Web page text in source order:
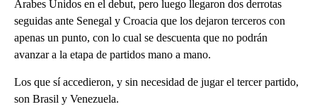
Árabes Unidos en el debut, pero luego llegaron dos derrotas
seguidas ante Senegal y Croacia que los dejaron terceros con
apenas un punto, con lo cual se descuenta que no podrán
avanzar a la etapa de partidos mano a mano.
Los que sí accedieron, y sin necesidad de jugar el tercer partido,
son Brasil y Venezuela.